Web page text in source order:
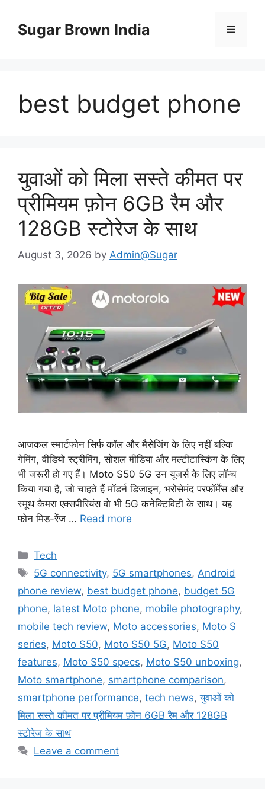
contentSugar Brown India Menu
best budget phone
युवाओं को मिला सस्ते कीमत पर
प्रीमियम फ़ोन 6GB रैम और
128GB स्टोरेज के साथ
August 3, 2026 by Admin@Sugar
आजकल स्मार्टफोन सिर्फ कॉल और मैसेजिंग के लिए नहीं बल्कि
गेमिंग, वीडियो स्ट्रीमिंग, सोशल मीडिया और मल्टीटास्किंग के लिए
भी जरूरी हो गए हैं। Moto S50 5G उन यूजर्स के लिए लॉन्च
किया गया है, जो चाहते हैं मॉडर्न डिजाइन, भरोसेमंद परफॉर्मेंस और
स्मूथ कैमरा एक्सपीरियंस वो भी 5G कनेक्टिविटी के साथ। यह
फोन मिड-रेंज … Read more
Categories
Tech
Tags
5G connectivity, 5G smartphones, Android
phone review, best budget phone, budget 5G
phone, latest Moto phone, mobile photography,
mobile tech review, Moto accessories, Moto S
series, Moto S50, Moto S50 5G, Moto S50
features, Moto S50 specs, Moto S50 unboxing,
Moto smartphone, smartphone comparison,
smartphone performance, tech news,युवाओं को
मिला सस्ते कीमत पर प्रीमियम फ़ोन 6GB रैम और 128GB
स्टोरेज के साथ
Leave a comment